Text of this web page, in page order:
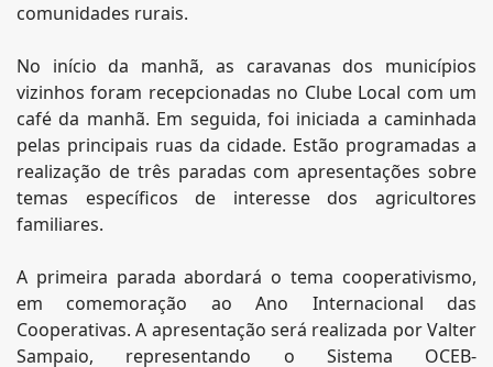
comunidades rurais.
No início da manhã, as caravanas dos municípios
vizinhos foram recepcionadas no Clube Local com um
café da manhã. Em seguida, foi iniciada a caminhada
pelas principais ruas da cidade. Estão programadas a
realização de três paradas com apresentações sobre
temas específicos de interesse dos agricultores
familiares.
A primeira parada abordará o tema cooperativismo,
em comemoração ao Ano Internacional das
Cooperativas. A apresentação será realizada por Valter
Sampaio, representando o Sistema OCEB-